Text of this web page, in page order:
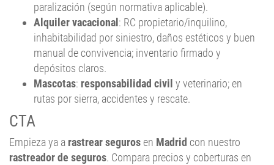
paralización (según normativa aplicable).
Alquiler vacacional : RC propietario/inquilino,
inhabitabilidad por siniestro, daños estéticos y buen
manual de convivencia; inventario firmado y
depósitos claros.
Mascotas: responsabilidad civil y veterinario; en
rutas por sierra, accidentes y rescate.
CTA
Empieza ya a rastrear seguros en Madrid con nuestro
rastreador de seguros. Compara precios y coberturas en